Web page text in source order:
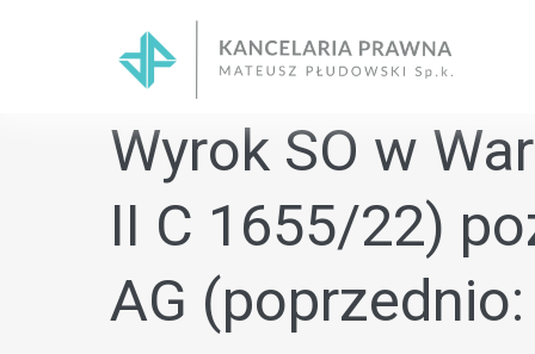
Wyrok SO w
II C 1655/22)
AG